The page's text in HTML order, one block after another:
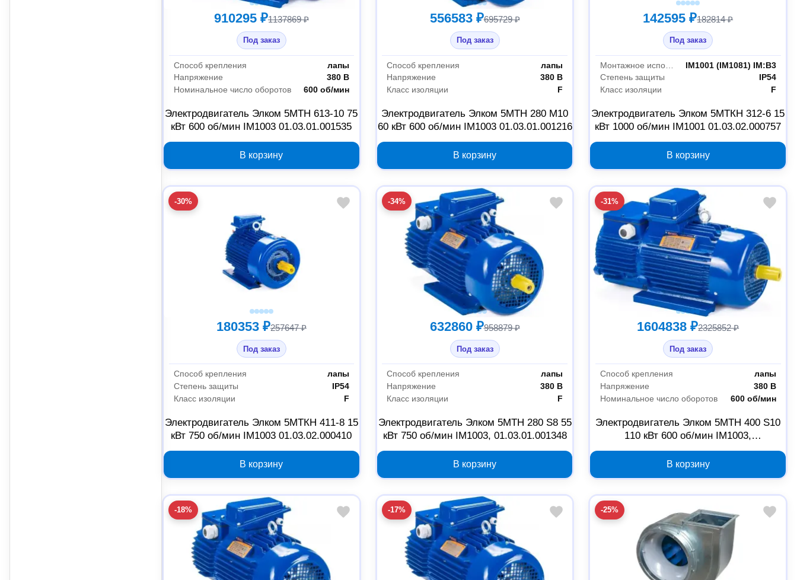
910295 ₽1137869 ₽
Под заказ
Способ крепления
лапы
Напряжение
380 В
Номинальное число оборотов
600 об/мин
Электродвигатель Элком 5МТН 613-10 75
кВт 600 об/мин IM1003 01.03.01.001535
В корзину
556583 ₽695729 ₽
Под заказ
Способ крепления
лапы
Напряжение
380 В
Класс изоляции
F
Электродвигатель Элком 5МТН 280 М10
60 кВт 600 об/мин IM1003 01.03.01.001216
В корзину
142595 ₽182814 ₽
Под заказ
Монтажное исполнение
IM1001 (IM1081) IM:B3
Степень защиты
IP54
Класс изоляции
F
Электродвигатель Элком 5МТКН 312-6 15
кВт 1000 об/мин IM1001 01.03.02.000757
В корзину
-30%
180353 ₽257647 ₽
Под заказ
Способ крепления
лапы
Степень защиты
IP54
Класс изоляции
F
Электродвигатель Элком 5МТКН 411-8 15
кВт 750 об/мин IM1003 01.03.02.000410
В корзину
-34%
632860 ₽958879 ₽
Под заказ
Способ крепления
лапы
Напряжение
380 В
Класс изоляции
F
Электродвигатель Элком 5МТН 280 S8 55
кВт 750 об/мин IM1003, 01.03.01.001348
В корзину
-31%
1604838 ₽2325852 ₽
Под заказ
Способ крепления
лапы
Напряжение
380 В
Номинальное число оборотов
600 об/мин
Электродвигатель Элком 5МТН 400 S10
110 кВт 600 об/мин IM1003,
01.03.01.000546
В корзину
-18% -17% -25%